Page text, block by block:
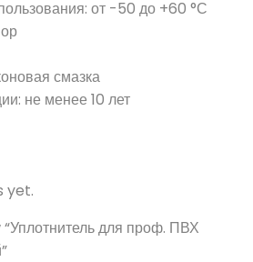
от -50 до +60 °С
смазка
не менее 10 лет
yet.
для проф. ПВХ